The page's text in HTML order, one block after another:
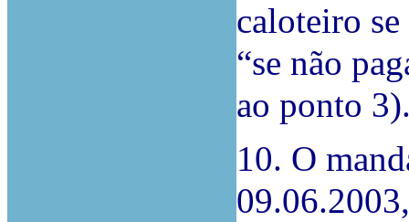
caloteiro
“se não
ao ponto
10. O